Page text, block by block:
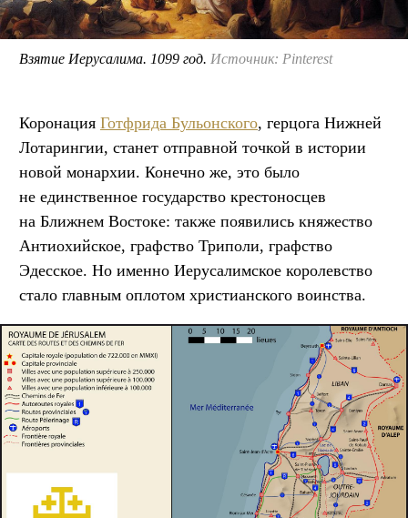
Взятие Иерусалима. 1099 год. Источник: Pinterest
Коронация Готфрида Бульонского, герцога Нижней
Лотарингии, станет отправной точкой в истории
новой монархии. Конечно же, это было
не единственное государство крестоносцев
на Ближнем Востоке: также появились княжество
Антиохийское, графство Триполи, графство
Эдесское. Но именно Иерусалимское королевство
стало главным оплотом христианского воинства.